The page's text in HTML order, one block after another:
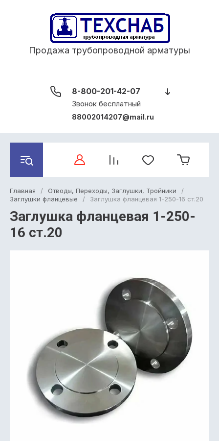
Продажа трубопроводной арматуры
8-800-201-42-07
Звонок бесплатный
88002014207@mail.ru
Главная / Отводы, Переходы, Заглушки, Тройники
/
Заглушки фланцевые
/ Заглушка фланцевая 1-250-16 ст.20
Заглушка фланцевая 1-250-
16 ст.20